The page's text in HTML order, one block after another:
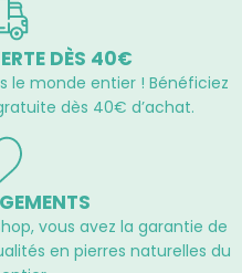
DÈS 40€
le monde entier ! Bénéficiez
dès 40€ d’achat.
vous avez la garantie de
en pierres naturelles du